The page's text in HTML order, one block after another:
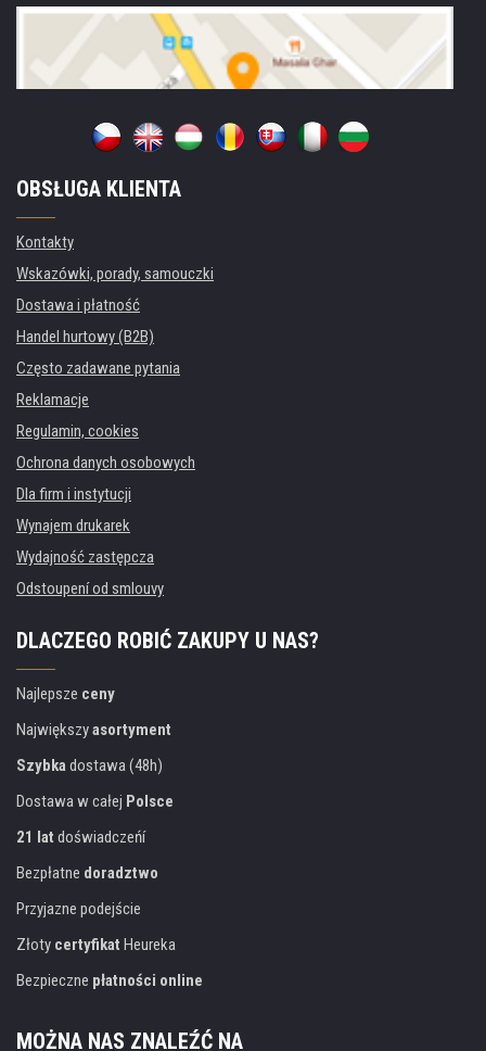
OBSŁUGA KLIENTA
Kontakty
Wskazówki, porady, samouczki
Dostawa i płatność
Handel hurtowy (B2B)
Często zadawane pytania
Reklamacje
Regulamin, cookies
Ochrona danych osobowych
Dla firm i instytucji
Wynajem drukarek
Wydajność zastępcza
Odstoupení od smlouvy
DLACZEGO ROBIĆ ZAKUPY U NAS?
Najlepsze ceny
Największyasortyment
Szybkadostawa (48h)
Dostawa w całej Polsce
21 lat doświadczeńí
Bezpłatne doradztwo
Przyjazne podejście
Złoty certyfikat Heureka
Bezpieczne płatności online
MOŻNA NAS ZNALEŹĆ NA